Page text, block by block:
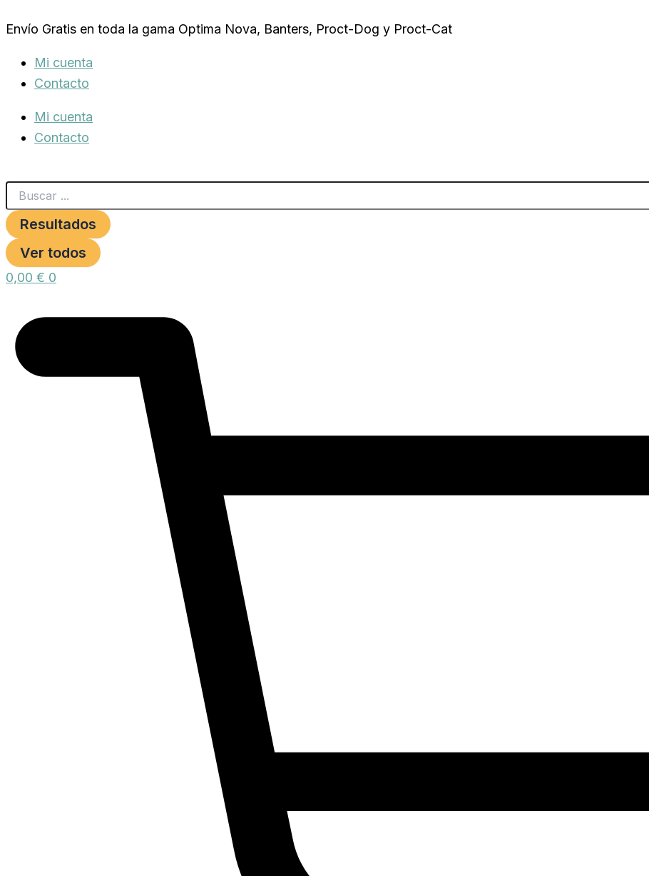
al
Envío Gratis en toda la gama Optima Nova, Banters, Proct-Dog y Proct-Cat
Mi cuenta
Contacto
Mi cuenta
Contacto
Resultados
Ver todos
0,00 € 0
TEA
Petnatura